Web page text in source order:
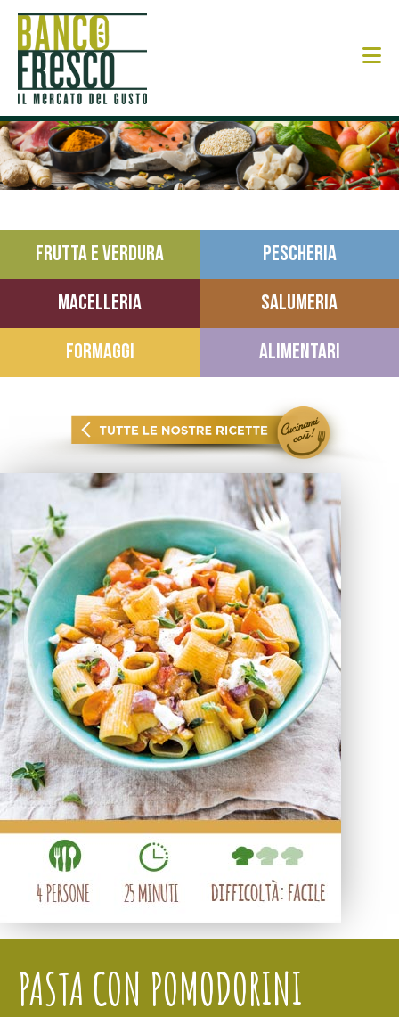
FRUTTA E VERDURA PESCHERIA
MACELLERIA SALUMERIA
FORMAGGI ALIMENTARI
PASTA CON POMODORINI